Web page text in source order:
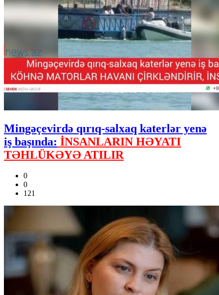
Mingəçevirdə qırıq-salxaq katerlər yenə
iş başında: İNSANLARIN HƏYATI
TƏHLÜKƏYƏ ATILIR
0
0
121